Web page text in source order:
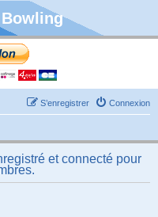
Connexion
S’enregistrer
et connecté pour